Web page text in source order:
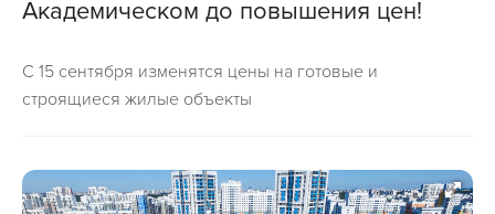
Академическом до повышения цен!
С 15 сентября изменятся цены на готовые и
строящиеся жилые объекты